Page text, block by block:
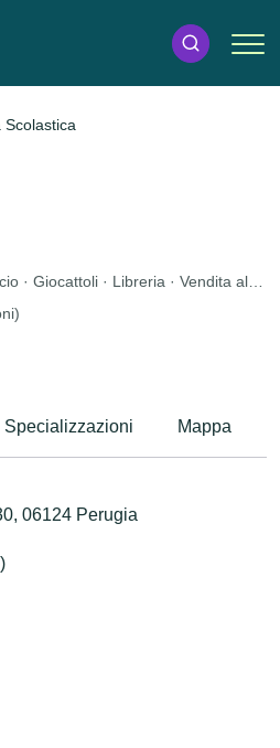
Scolastica
Cartoleria · Forniture per ufficio · Giocattoli · Libreria · Vendita al dettaglio
Specializzazioni Mappa
06124 Perugia